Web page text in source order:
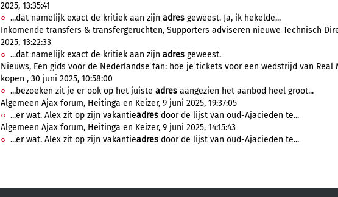
2025, 13:35:41
...dat namelijk exact de kritiek aan zijn adres geweest. Ja, ik hekelde...
Inkomende transfers & transfergeruchten, Supporters adviseren nieuwe Technisch
2025, 13:22:33
...dat namelijk exact de kritiek aan zijn adres geweest.
Nieuws, Een gids voor de Nederlandse fan: hoe je tickets voor een wedstrijd van Real
kopen , 30 juni 2025, 10:58:00
...bezoeken zit je er ook op het juiste adres aangezien het aanbod heel groot...
Algemeen Ajax forum, Heitinga en Keizer, 9 juni 2025, 19:37:05
...er wat. Alex zit op zijn vakantieadres door de lijst van oud-Ajacieden te...
Algemeen Ajax forum, Heitinga en Keizer, 9 juni 2025, 14:15:43
...er wat. Alex zit op zijn vakantieadres door de lijst van oud-Ajacieden te...